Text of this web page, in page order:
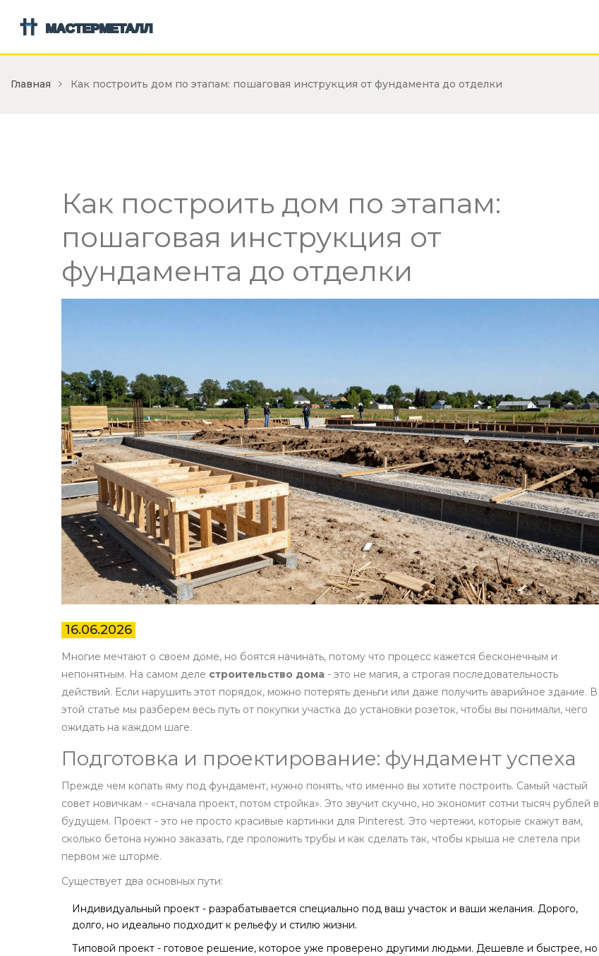
Главная Как построить дом по этапам: пошаговая инструкция от фундамента до отделки
Как построить дом по этапам:
пошаговая инструкция от
фундамента до отделки
16.06.2026
Многие мечтают о своем доме, но боятся начинать, потому что процесс кажется бесконечным и
непонятным. На самом деле строительство дома - это не магия, а строгая последовательность
действий. Если нарушить этот порядок, можно потерять деньги или даже получить аварийное здание. В
этой статье мы разберем весь путь от покупки участка до установки розеток, чтобы вы понимали, чего
ожидать на каждом шаге.
Подготовка и проектирование: фундамент успеха
Прежде чем копать яму под фундамент, нужно понять, что именно вы хотите построить. Самый частый
совет новичкам - «сначала проект, потом стройка». Это звучит скучно, но экономит сотни тысяч рублей в
будущем. Проект - это не просто красивые картинки для Pinterest. Это чертежи, которые скажут вам,
сколько бетона нужно заказать, где проложить трубы и как сделать так, чтобы крыша не слетела при
первом же шторме.
Существует два основных пути:
Индивидуальный проект - разрабатывается специально под ваш участок и ваши желания. Дорого,
долго, но идеально подходит к рельефу и стилю жизни.
Типовой проект - готовое решение, которое уже проверено другими людьми. Дешевле и быстрее, но